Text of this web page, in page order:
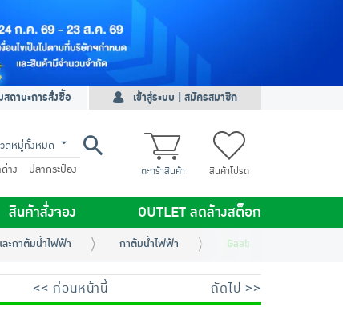
ถานะการสั่งซื้อ เข้าสู่ระบบ | สมัครสมาชิก
ดหมู่ทั้งหมด
าง ปลากระป๋อง ตะกร้าสินค้า สินค้าโปรด
สินค้าสั่งจอง OUTLET ลดล้างสต็อก
ะกาต้มน้ำไฟฟ้า กาต้มน้ำไฟฟ้า Gaabor กาต้มน้ำไฟฟ้า คว
<< ก่อนหน้านี้
ถัดไป >>